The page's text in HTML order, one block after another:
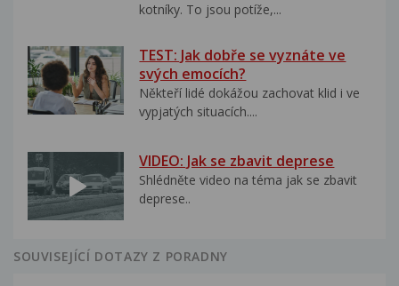
kotníky. To jsou potíže,...
TEST: Jak dobře se vyznáte ve
svých emocích?
Někteří lidé dokážou zachovat klid i ve
vypjatých situacích....
VIDEO: Jak se zbavit deprese
Shlédněte video na téma jak se zbavit
deprese..
SOUVISEJÍCÍ DOTAZY Z PORADNY